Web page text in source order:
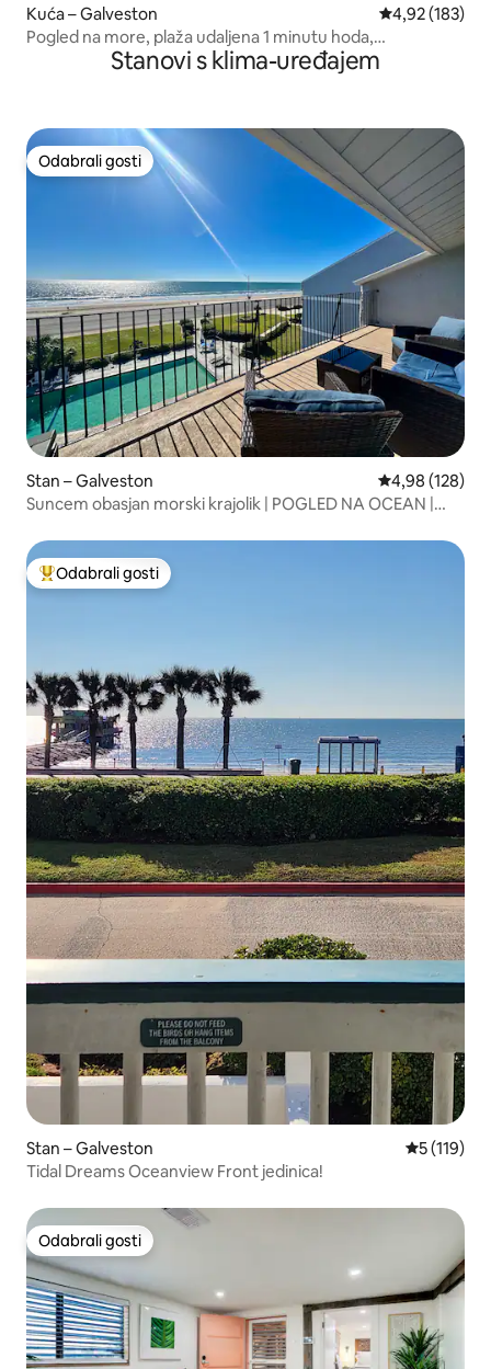
Kuća – Galveston Prosječna
4,92 (183)
Pogled na more, plaža udaljena 1 minutu hoda,
OGROMNO dvorište i privatnost
Stanovi s klima-uređajem
Odabrali gosti
Odabrali gosti
Stan – Galveston Prosječna
4,98 (128)
Suncem obasjan morski krajolik | POGLED NA OCEAN |
Među najviše rangiranima s oznakom „Odabrali gosti”
Odabrali gosti
Stan – Galveston Prosječna
5 (119)
Tidal Dreams Oceanview Front jedinica!
Odabrali gosti
Odabrali gosti